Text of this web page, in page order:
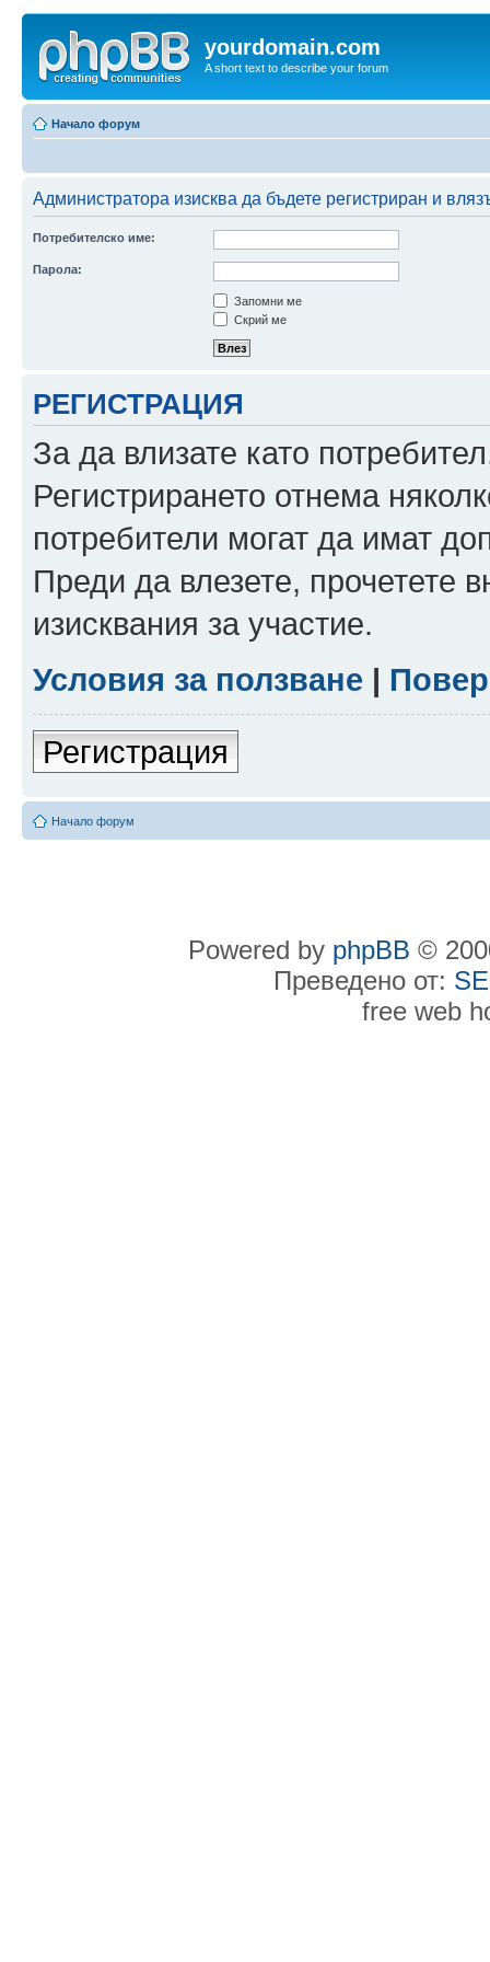
yourdomain.com
A short text to describe your forum
Начало форум
Администратора изисква да бъдете регистриран и
Потребителско име:
Парола:
Запомни ме
Скрий ме
РЕГИСТРАЦИЯ
За да влизате като
Регистрирането отнема
потребители могат да имат
Преди да влезете, прочетете
изисквания за участие.
Условия за ползване |
Регистрация
Начало форум
Powered by phpBB ©
Преведено от:
free web